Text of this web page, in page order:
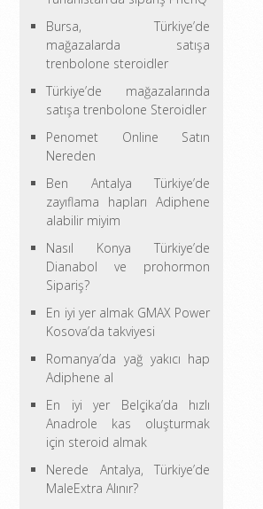
Bursa, Türkiye’de
mağazalarda satışa
trenbolone steroidler
Türkiye’de mağazalarında
satışa trenbolone Steroidler
Penomet Online Satın
Nereden
Ben Antalya Türkiye’de
zayıflama hapları Adiphene
alabilir miyim
Nasıl Konya Türkiye’de
Dianabol ve prohormon
Sipariş?
En iyi yer almak GMAX Power
Kosova’da takviyesi
Romanya’da yağ yakıcı hap
Adiphene al
En iyi yer Belçika’da hızlı
Anadrole kas oluşturmak
için steroid almak
Nerede Antalya, Türkiye’de
MaleExtra Alınır?